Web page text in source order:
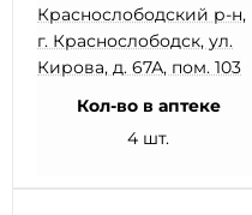
Краснослободский р-н,
г. Краснослободск, ул.
Кирова, д. 67А, пом. 103
Кол-во в аптеке
4 шт.